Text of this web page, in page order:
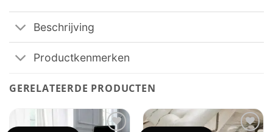
Beschrijving
Productkenmerken
GERELATEERDE PRODUCTEN